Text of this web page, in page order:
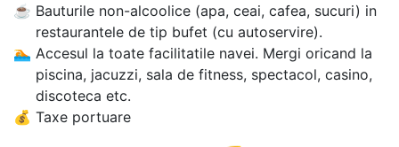
☕ Bauturile non-alcoolice (apa, ceai, cafea, sucuri) in
restaurantele de tip bufet (cu autoservire).
🏊‍ Accesul la toate facilitatile navei. Mergi oricand la
piscina, jacuzzi, sala de fitness, spectacol, casino,
discoteca etc.
💰 Taxe portuare